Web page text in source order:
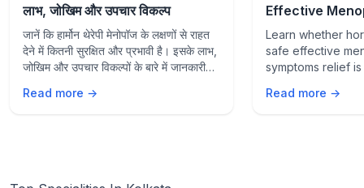
लाभ, जोखिम और उपचार विकल्प
जानें कि हार्मोन थेरेपी मेनोपॉज के लक्षणों से राहत
देने में कितनी सुरक्षित और प्रभावी है। इसके लाभ,
जोखिम और उपचार विकल्पों के बारे में जानकारी
Read more →
Effective
Symptoms
Risks, and
Learn whether
safe effective
symptoms relief
treatment
Read more →